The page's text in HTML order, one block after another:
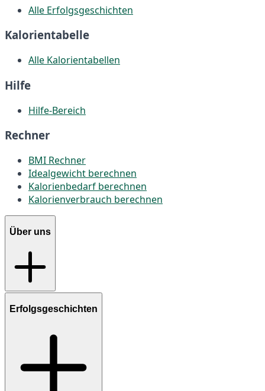
Alle Erfolgsgeschichten
Kalorientabelle
Alle Kalorientabellen
Hilfe
Hilfe-Bereich
Rechner
BMI Rechner
Idealgewicht berechnen
Kalorienbedarf berechnen
Kalorienverbrauch berechnen
Über uns
Erfolgsgeschichten